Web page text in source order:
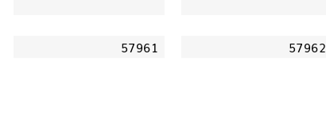
57961 57962